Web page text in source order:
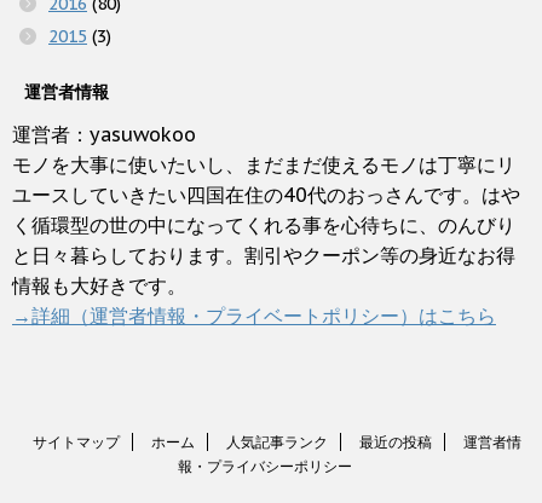
2015 (3)
運営者情報
運営者：yasuwokoo
モノを大事に使いたいし、まだまだ使えるモノは丁寧にリ
ユースしていきたい四国在住の40代のおっさんです。はや
く循環型の世の中になってくれる事を心待ちに、のんびり
と日々暮らしております。割引やクーポン等の身近なお得
情報も大好きです。
→詳細（運営者情報・プライベートポリシー）はこちら
サイトマップ ホーム 人気記事ランク 最近の投稿
運営者情
報・プライバシーポリシー